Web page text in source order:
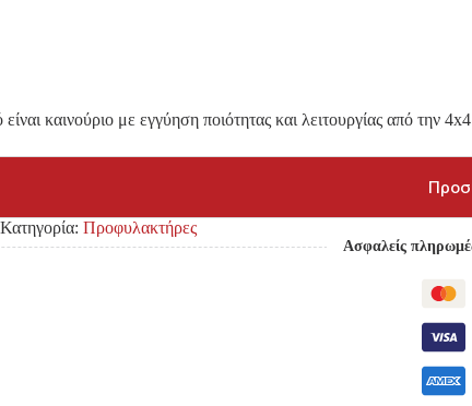
καινούριο με εγγύηση ποιότητας και λειτουργίας από την
Κατηγορία: Προφυλακτήρες
Ασφαλείς